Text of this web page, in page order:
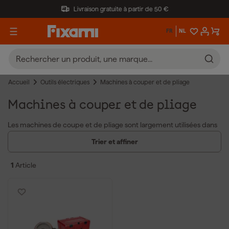
Livraison gratuite à partir de 50 €
FR NL
Accueil Outils électriques Machines à couper et de pliage
Machines à couper et de pliage
Les machines de coupe et de pliage sont largement utilisées dans
le secteur de la construction et de la métallurgie pour le
traitement des plaques et des barres métalliques. Ces machines
pour un pliage exact
Trier et affiner
1 Article